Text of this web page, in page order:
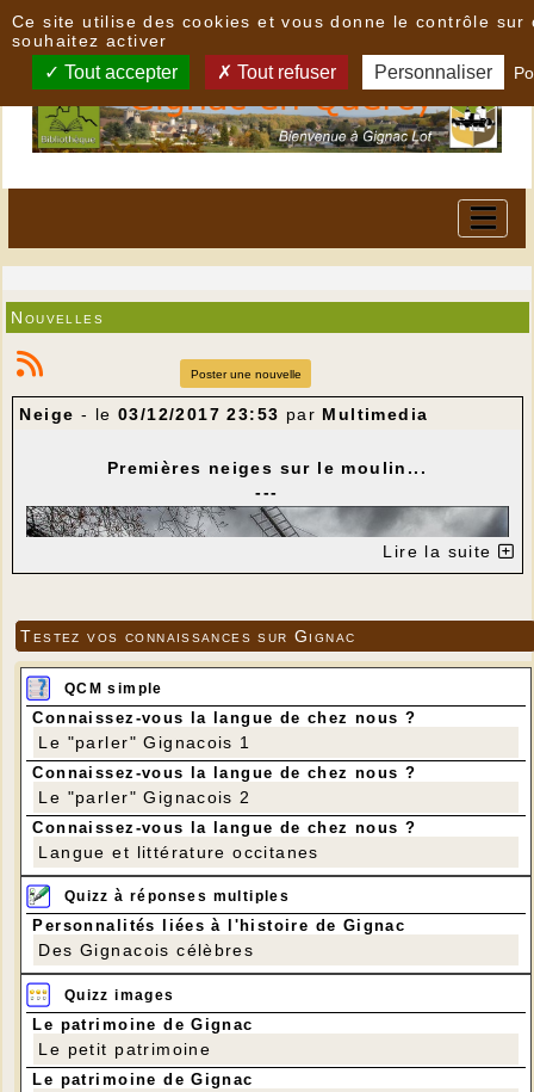
Nouvelles
Poster une nouvelle
Neige - le 03/12/2017 23:53 par Multimedia
Premières neiges sur le moulin...
---
Photo Philippe Darnault
Lire la suite
Testez vos connaissances sur Gignac
QCM simple
Connaissez-vous la langue de chez nous ?
Le "parler" Gignacois 1
Connaissez-vous la langue de chez nous ?
Le "parler" Gignacois 2
Connaissez-vous la langue de chez nous ?
Langue et littérature occitanes
Quizz à réponses multiples
Personnalités liées à l'histoire de Gignac
Des Gignacois célèbres
Quizz images
Le patrimoine de Gignac
Le petit patrimoine
Le patrimoine de Gignac
Ce site utilise des cookies et vous donne le contrôle sur
souhaitez activer
Tout accepter Tout refuser Personnaliser